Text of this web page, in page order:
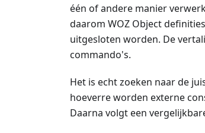
één of andere manier
daarom WOZ Object
uitgesloten worden. De
commando's.
Het is echt zoeken naar de
hoeverre worden externe
Daarna volgt een